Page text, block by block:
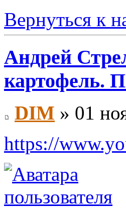
Вернуться к
Андрей
картофель.
DIM » 01
https://